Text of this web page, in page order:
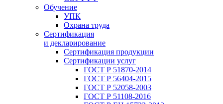
Обучение
УПК
Охрана труда
Сертификация
и декларирование
Сертификация продукции
Сертификации услуг
ГОСТ Р 51870-2014
ГОСТ Р 56404-2015
ГОСТ Р 52058-2003
ГОСТ Р 51108-2016